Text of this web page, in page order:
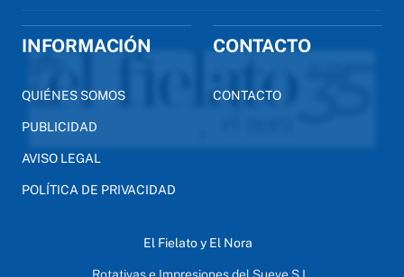
INFORMACIÓN
QUIÉNES SOMOS
PUBLICIDAD
AVISO LEGAL
POLÍTICA DE PRIVACIDAD
CONTACTO
CONTACTO
El Fielato y El Nora